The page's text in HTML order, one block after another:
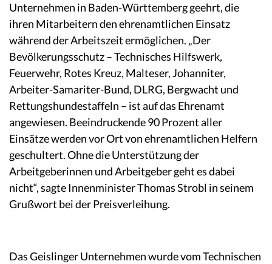
Unternehmen in Baden-Württemberg geehrt, die
ihren Mitarbeitern den ehrenamtlichen Einsatz
während der Arbeitszeit ermöglichen. „Der
Bevölkerungsschutz – Technisches Hilfswerk,
Feuerwehr, Rotes Kreuz, Malteser, Johanniter,
Arbeiter-Samariter-Bund, DLRG, Bergwacht und
Rettungshundestaffeln – ist auf das Ehrenamt
angewiesen. Beeindruckende 90 Prozent aller
Einsätze werden vor Ort von ehrenamtlichen Helfern
geschultert. Ohne die Unterstützung der
Arbeitgeberinnen und Arbeitgeber geht es dabei
nicht“, sagte Innenminister Thomas Strobl in seinem
Grußwort bei der Preisverleihung.
Das Geislinger Unternehmen wurde vom Technischen